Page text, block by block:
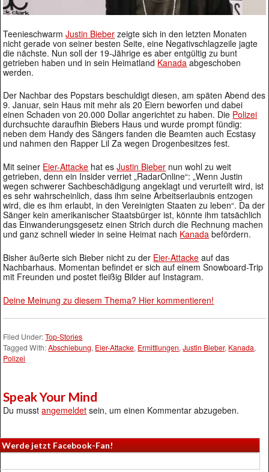
TeenieschwarmJustin Bieber zeigte sich in den letzten Monaten
nicht gerade von seiner besten Seite, eine Negativschlagzeile jagte
die nächste. Nun soll der 19-Jährige es aber entgültig zu bunt
getrieben haben und in sein Heimatland Kanadaabgeschoben
werden.
Der Nachbar des Popstars beschuldigt diesen, am späten Abend des
9. Januar, sein Haus mit mehr als 20 Eiern beworfen und dabei
einen Schaden von 20.000 Dollar angerichtet zu haben. Die Polizei
durchsuchte daraufhin Biebers Haus und wurde prompt fündig:
neben dem Handy des Sängers fanden die Beamten auch Ecstasy
und nahmen den Rapper Lil Za wegen Drogenbesitzes fest.
Mit seiner Eier-Attacke hat esJustin Bieber nun wohl zu weit
getrieben, denn ein Insider verriet „RadarOnline“: „Wenn Justin
wegen schwerer Sachbeschädigung angeklagt und verurteilt wird, ist
es sehr wahrscheinlich, dass ihm seine Arbeitserlaubnis entzogen
wird, die es ihm erlaubt, in den Vereinigten Staaten zu leben“. Da der
Sänger kein amerikanischer Staatsbürger ist, könnte ihm tatsächlich
das Einwanderungsgesetz einen Strich durch die Rechnung machen
und ganz schnell wieder in seine Heimat nach Kanada befördern.
Bisher äußerte sich Bieber nicht zu der Eier-Attacke auf das
Nachbarhaus. Momentan befindet er sich auf einem Snowboard-Trip
mit Freunden und postet fleißig Bilder auf Instagram.
Deine Meinung zu diesem Thema? Hier kommentieren!
Filed Under:Top-Stories
Tagged With:Abschiebung, Eier-Attacke, Ermittlungen,Justin Bieber, Kanada,
Polizei
Speak Your Mind
Du musstangemeldet sein, um einen Kommentar abzugeben.
Werde jetzt Facebook-Fan!